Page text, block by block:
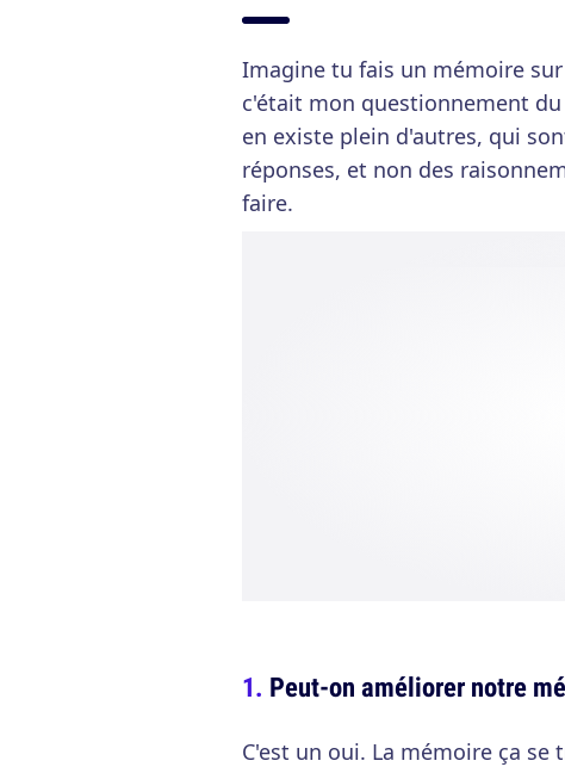
Imagine tu fais un mémoire
c'était mon questionnement
en existe plein d'autres, qui
réponses, et non des
faire.
Peut-on améliorer notre
C'est un oui. La mémoire ça